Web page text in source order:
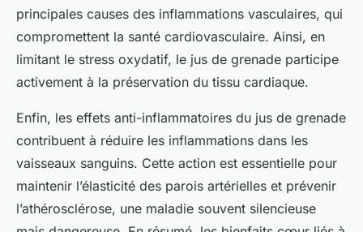
principales causes des inflammations vasculaires, qui
compromettent la santé cardiovasculaire. Ainsi, en
limitant le stress oxydatif, le jus de grenade participe
activement à la préservation du tissu cardiaque.
Enfin, les effets anti-inflammatoires du jus de grenade
contribuent à réduire les inflammations dans les
vaisseaux sanguins. Cette action est essentielle pour
maintenir l’élasticité des parois artérielles et prévenir
l’athérosclérose, une maladie souvent silencieuse